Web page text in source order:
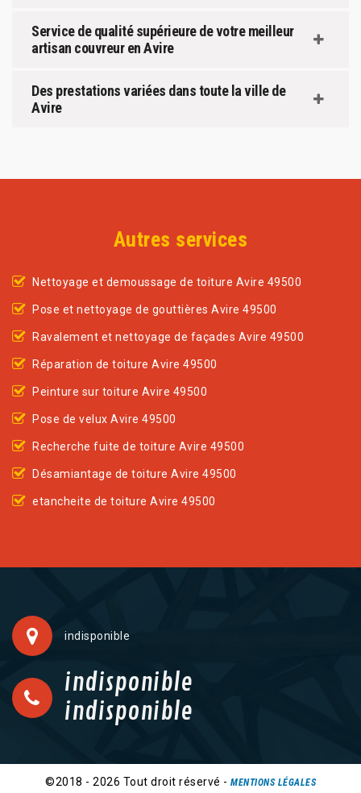
Service de qualité supérieure de votre meilleur
artisan couvreur en Avire
Des prestations variées dans toute la ville de
Avire
Autres services
Nettoyage et demoussage de toiture Avire 49500
Pose et nettoyage de gouttières Avire 49500
Ravalement et nettoyage de façades Avire 49500
Réparation de toiture Avire 49500
Peinture sur toiture Avire 49500
Pose de velux Avire 49500
Recherche fuite de toiture Avire 49500
Désamiantage de toiture Avire 49500
etancheite de toiture Avire 49500
indisponible
indisponible
indisponible
©2018 - 2026 Tout droit réservé - MENTIONS LÉGALES